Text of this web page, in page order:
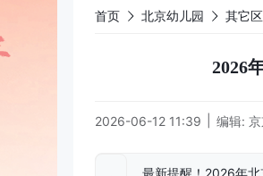
首页 北京幼儿园 其它
2026
2026-06-12 11:39 编辑:
最新提醒！2026年